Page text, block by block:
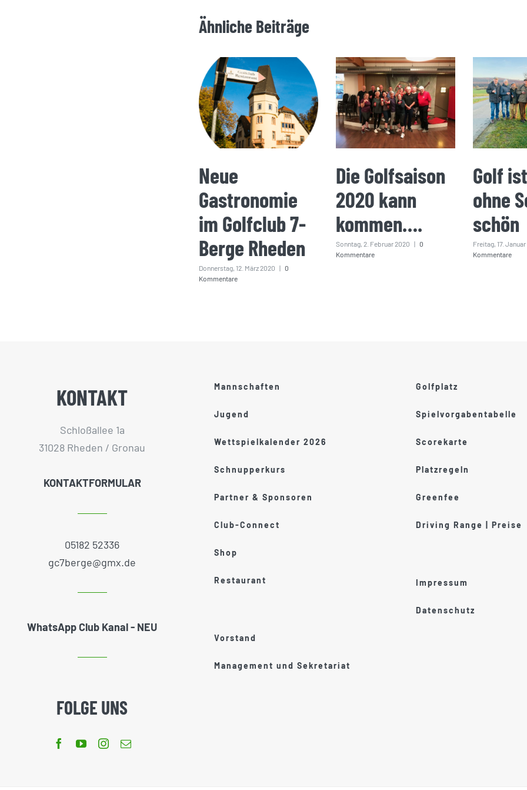
Ähnliche Beiträge
Neue
Gastronomie
im Golfclub 7-
Berge Rheden
Donnerstag, 12. März 2020 | 0
Kommentare
Die Golfsaison
2020 kann
kommen….
Sonntag, 2. Februar 2020 | 0
Kommentare
Golf
ohne
schön
Freitag, 17.
Kommentare
KONTAKT
Schloßallee 1a
31028 Rheden / Gronau
KONTAKTFORMULAR
05182 52336
gc7berge@gmx.de
WhatsApp Club Kanal - NEU
FOLGE UNS
Mannschaften
Jugend
Wettspielkalender 2026
Schnupperkurs
Partner & Sponsoren
Club-Connect
Shop
Restaurant
Vorstand
Management und Sekretariat
Golfplatz
Spielvorgabentabelle
Scorekarte
Platzregeln
Greenfee
Driving Range | Preise
Impressum
Datenschutz